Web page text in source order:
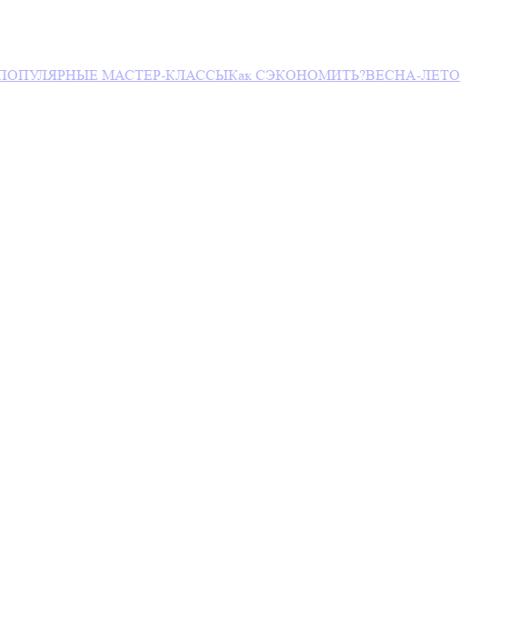
МАСТЕР-КЛАССЫКак СЭКОНОМИТЬ?ВЕСНА-ЛЕТО